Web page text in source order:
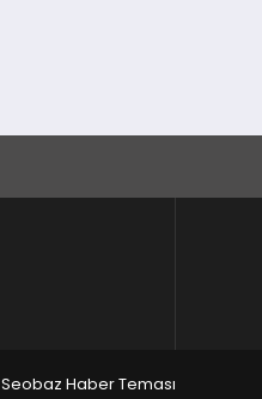
Seobaz Haber Teması